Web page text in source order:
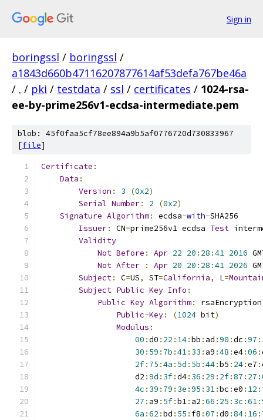
Sign in
boringssl / boringssl /
a1843d660b47116207877614af53defa767be46a
/ . / pki / testdata / ssl / certificates / 1024-rsa-
ee-by-prime256v1-ecdsa-intermediate.pem
blob: 45f0faa5cf78ee894a9b5af0776720d730833967
[file]
Certificate :
Data :
Version : 3 (0x2)
Serial Number: 2 (0x2)
Signature Algorithm: ecdsa-with-SHA256
Issuer: CN=prime256v1 ecdsa Test
Validity
Not Before : Apr 22 20 : 28 :41 2016
Not After : Apr 20 20 : 28 :41 2026
Subject: C=US, ST=California, L=
Subject Public Key Info :
Public Key Algorithm:
rsaEncryption
Public-Key: (1024 bit)
Modulus :
00 :d0 : 22 : 14:bb : ad :90 :dc :97 :
30 : 59 : 7b :41: 33 : a9 :48 :e4:06 :
2f: 75 :4a : 5d : 5b :44:b5 : 24:e7 :
                    d2
:9d : 3f:d4: 36 : 29 : 2f:87 : 27 :
4c : 39 : 79 : 3e :95 : 31:bc :e0 : 12 :
27 : a9 : 5f:b1: a2 :66 : 25 : 3c :61:
6a :62 :bd : 55 : f8 :07 :d0 :84: 16 :